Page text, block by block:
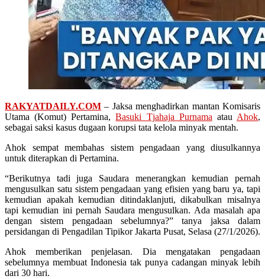
RAKYATDAILY.COM – Jaksa menghadirkan mantan Komisaris
Utama (Komut) Pertamina,Basuki Tjahaja Purnama atau Ahok,
sebagai saksi kasus dugaan korupsi tata kelola minyak mentah.
Ahok sempat membahas sistem pengadaan yang diusulkannya
untuk diterapkan di Pertamina.
“Berikutnya tadi juga Saudara menerangkan kemudian pernah
mengusulkan satu sistem pengadaan yang efisien yang baru ya, tapi
kemudian apakah kemudian ditindaklanjuti, dikabulkan misalnya
tapi kemudian ini pernah Saudara mengusulkan. Ada masalah apa
dengan sistem pengadaan sebelumnya?” tanya jaksa dalam
persidangan di Pengadilan Tipikor Jakarta Pusat, Selasa (27/1/2026).
Ahok memberikan penjelasan. Dia mengatakan pengadaan
sebelumnya membuat Indonesia tak punya cadangan minyak lebih
dari 30 hari.